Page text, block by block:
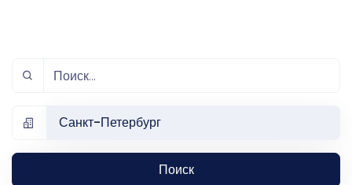
Санкт-Петербург
Поиск